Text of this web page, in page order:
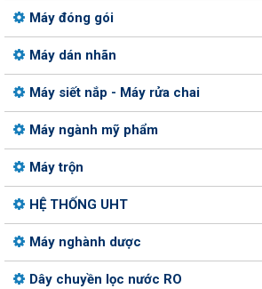
Máy đóng gói
Máy dán nhãn
Máy siết nắp - Máy rửa chai
Máy ngành mỹ phẩm
Máy trộn
HỆ THỐNG UHT
Máy nghành dược
Dây chuyền lọc nước RO